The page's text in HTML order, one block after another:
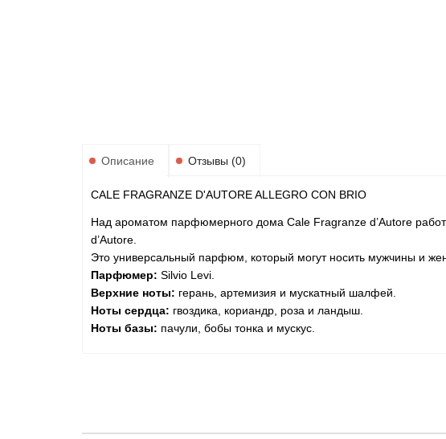
Описание Отзывы (0)
CALE FRAGRANZE D'AUTORE ALLEGRO CON BRIO
Над ароматом парфюмерного дома Cale Fragranze d’Autore
d’Autore.
Это универсальный парфюм, который могут носить мужчины и
Парфюмер: Silvio Levi.
Верхние ноты: герань, артемизия и мускатный шалфей.
Ноты сердца: гвоздика, кориандр, роза и ландыш.
Ноты базы: пачули, бобы тонка и мускус.